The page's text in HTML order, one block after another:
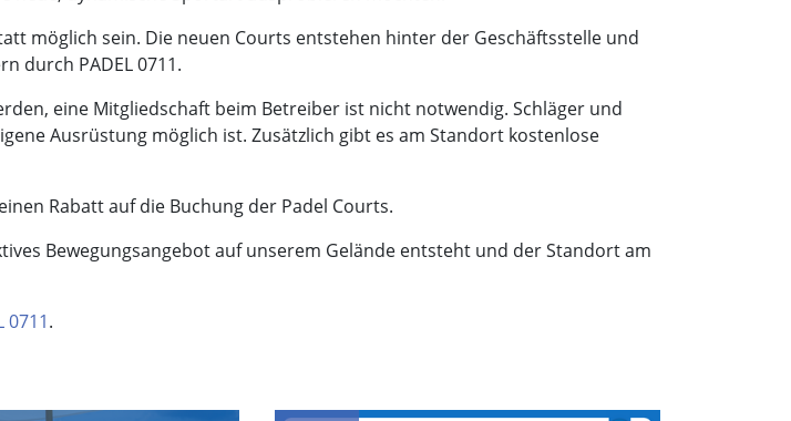
möglich sein. Die neuen Courts entstehen hinter der Geschäftsstelle und
durch PADEL 0711.
eine Mitgliedschaft beim Betreiber ist nicht notwendig. Schläger und
Ausrüstung möglich ist. Zusätzlich gibt es am Standort kostenlose
Rabatt auf die Buchung der Padel Courts.
Bewegungsangebot auf unserem Gelände entsteht und der Standort am
0711.